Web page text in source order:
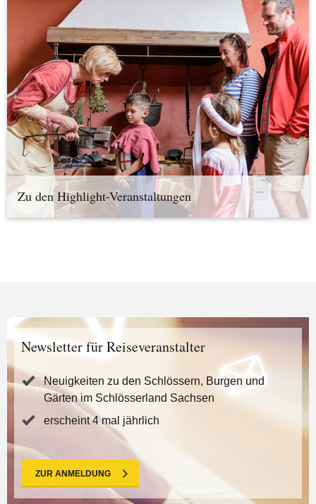
Zu den Highlight-Veranstaltungen
Newsletter für Reiseveranstalter
Neuigkeiten zu den Schlössern, Burgen und
Gärten im Schlösserland Sachsen
erscheint 4 mal jährlich
ZUR ANMELDUNG